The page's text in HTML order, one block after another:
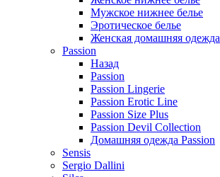
Мужское нижнее белье
Эротическое белье
Женская домашняя одежда
Passion
Назад
Passion
Passion Lingerie
Passion Erotic Line
Passion Size Plus
Passion Devil Collection
Домашняя одежда Passion
Sensis
Sergio Dallini